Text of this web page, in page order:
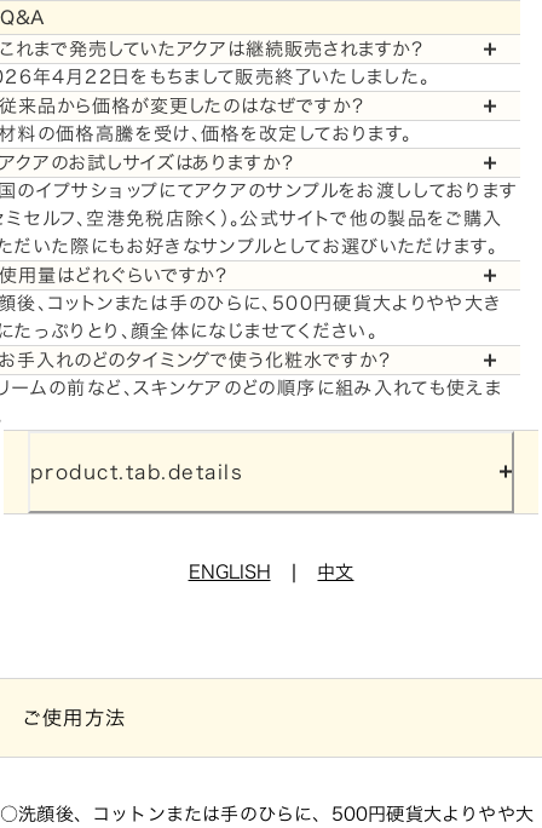
Q&A
れまで発売していたアクアは継続販売されますか？
年4月22日をもちまして販売終了いたしました。
来品から価格が変更したのはなぜですか？
料の価格高騰を受け、価格を改定しております。
クアのお試しサイズはありますか？
のイプサショップにてアクアのサンプルをお渡ししております
ミセルフ、空港免税店除く）。公式サイトで他の製品をご購入
だいた際にもお好きなサンプルとしてお選びいただけます。
用量はどれぐらいですか？
後、コットンまたは手のひらに、500円硬貨大よりやや大き
たっぷりとり、顔全体になじませてください。
手入れのどのタイミングで使う化粧水ですか？
ームの前など、スキンケアのどの順序に組み入れても使えま
product.tab.details
ENGLISH 中文
ご使用方法
洗顔後、コットンまたは手のひらに、500円硬貨大よりやや大